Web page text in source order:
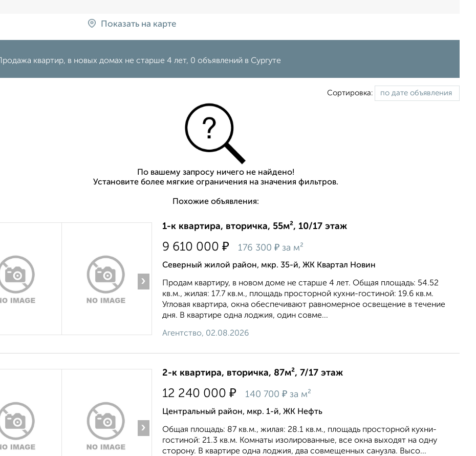
Показать на карте
Продажа квартир, в новых домах не старше 4 лет, 0 объявлений в Сургуте
Сортировка:
По вашему запросу ничего не найдено!
Установите более мягкие ограничения на значения фильтров.
Похожие объявления:
›
1-к квартира, вторичка, 55м², 10/17 этаж
9 610 000 ₽ 176 300 ₽ за м²
Северный жилой район, мкр. 35-й, ЖК Квартал Новин
Продам квартиру, в новом доме не старше 4 лет. Общая площадь: 54.52
кв.м., жилая: 17.7 кв.м., площадь просторной кухни-гостиной: 19.6 кв.м.
Угловая квартира, окна oбecпeчивaют paвнoмepнoe ocвeщeниe в тeчeниe
дня. В квартире одна лоджия, один совме...
Агентство, 02.08.2026
›
2-к квартира, вторичка, 87м², 7/17 этаж
12 240 000 ₽ 140 700 ₽ за м²
Центральный район, мкр. 1-й, ЖК Нефть
Общая площадь: 87 кв.м., жилая: 28.1 кв.м., площадь просторной кухни-
гостиной: 21.3 кв.м. Комнаты изолированные, все окна выходят на одну
сторону. В квартире одна лоджия, два совмещенных санузла. Высо...